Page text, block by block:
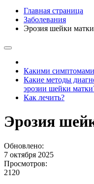
Главная страница
Заболевания
Эрозия шейки матки
Какими симптомами
Какие методы
эрозии шейки
Как лечить?
Эрозия
Обновлено:
7 октября 2025
Просмотров:
2120